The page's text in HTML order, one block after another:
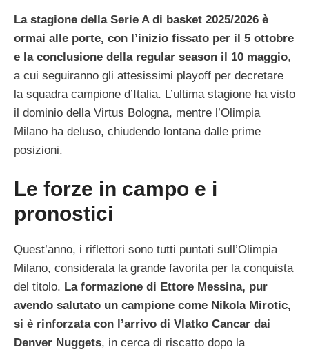
La stagione della Serie A di basket 2025/2026 è
ormai alle porte, con l’inizio fissato per il 5 ottobre
e la conclusione della regular season il 10 maggio,
a cui seguiranno gli attesissimi playoff per decretare
la squadra campione d’Italia. L’ultima stagione ha visto
il dominio della Virtus Bologna, mentre l’Olimpia
Milano ha deluso, chiudendo lontana dalle prime
posizioni.
Le forze in campo e i
pronostici
Quest’anno, i riflettori sono tutti puntati sull’Olimpia
Milano, considerata la grande favorita per la conquista
del titolo. La formazione di Ettore Messina, pur
avendo salutato un campione come Nikola Mirotic,
si è rinforzata con l’arrivo di Vlatko Cancar dai
Denver Nuggets, in cerca di riscatto dopo la